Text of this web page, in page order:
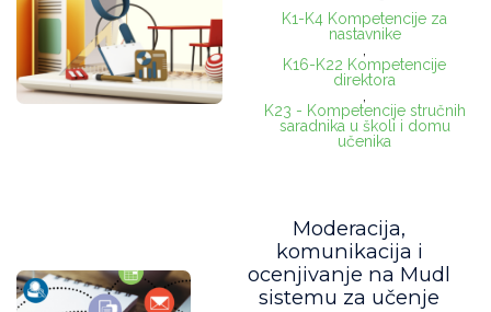
K1-K4 Kompetencije za
nastavnike
,
K16-K22 Kompetencije
direktora
,
K23 - Kompetencije stručnih
saradnika u školi i domu
učenika
Moderacija,
komunikacija i
ocenjivanje na Mudl
sistemu za učenje